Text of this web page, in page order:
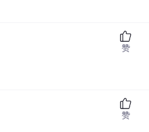
赞
赞